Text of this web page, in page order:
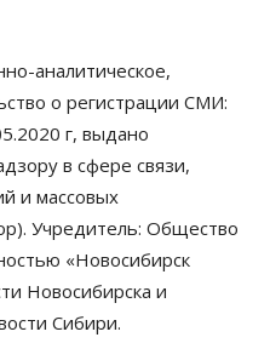
тротуары:
работы на
в Новосибирске
аналитическое,
о регистрации СМИ:
г, выдано
в сфере связи,
и массовых
Учредитель: Общество
«Новосибирск
Новосибирска и
Сибири.